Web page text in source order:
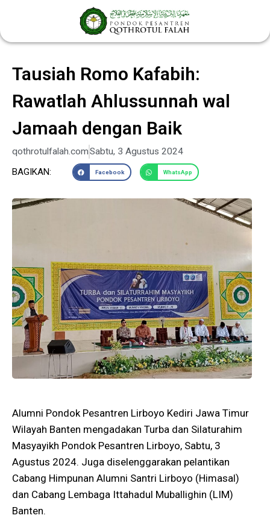
konten
Tausiah Romo Kafabih:
Rawatlah Ahlussunnah wal
Jamaah dengan Baik
qothrotulfalah.comSabtu, 3 Agustus 2024
BAGIKAN:
Facebook WhatsApp
Alumni Pondok Pesantren Lirboyo Kediri Jawa Timur
Wilayah Banten mengadakan Turba dan Silaturahim
Masyayikh Pondok Pesantren Lirboyo, Sabtu, 3
Agustus 2024. Juga diselenggarakan pelantikan
Cabang Himpunan Alumni Santri Lirboyo (Himasal)
dan Cabang Lembaga Ittahadul Muballighin (LIM)
Banten.